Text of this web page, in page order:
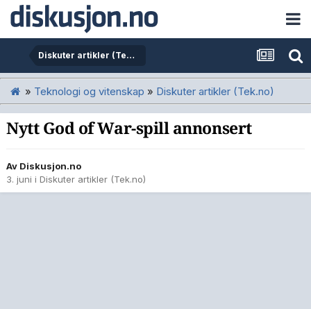
Diskuter artikler (Tek.no)
» Teknologi og vitenskap » Diskuter artikler (Tek.no)
Nytt God of War-spill annonsert
Av Diskusjon.no
3. juni i Diskuter artikler (Tek.no)